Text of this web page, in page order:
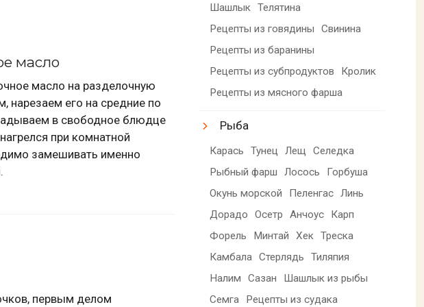
масло
масло на разделочную
нарезаем его на средние по
в свободное блюдце
при комнатной
замешивать именно
первым делом
Шашлык Телятина
Рецепты из говядины
Свинина
Рецепты из баранины
Рецепты из субпродуктов
Кролик
Рецепты из мясного фарша
Рыба
Карась Тунец Лещ
Селедка
Рыбный фарш
Лосось
Горбуша
Окунь морской
Пеленгас Линь
Дорадо
Осетр Анчоус
Карп
Форель
Минтай Хек Треска
Камбала Стерлядь
Тиляпия
Налим
Сазан
Шашлык из рыбы
Семга
Рецепты из судака